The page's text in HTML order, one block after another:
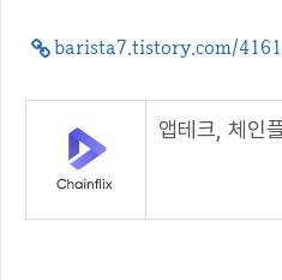
barista7.tistory.com/4161